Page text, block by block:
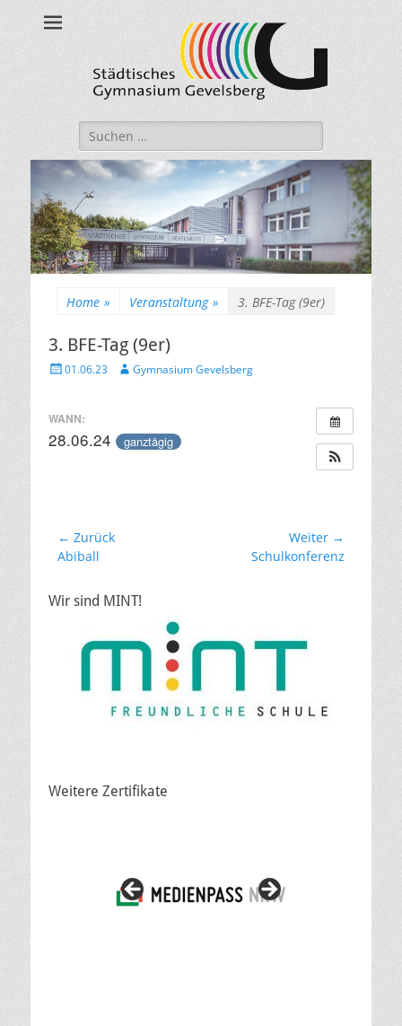
Städtisches
Gymnasium
Gevelsberg
Suche
nach:
Home » Veranstaltung » 3. BFE-Tag (9er)
3. BFE-Tag (9er)
Veröffentlicht
01.06.23 AutorGymnasium Gevelsberg
WANN:
28.06.24 ganztägig
Beitragsnavigation
← Zurück
Vorheriger
Abiball
Weiter →
NächsterSchulkonferenz
Wir sind MINT!
Weitere Zertifikate